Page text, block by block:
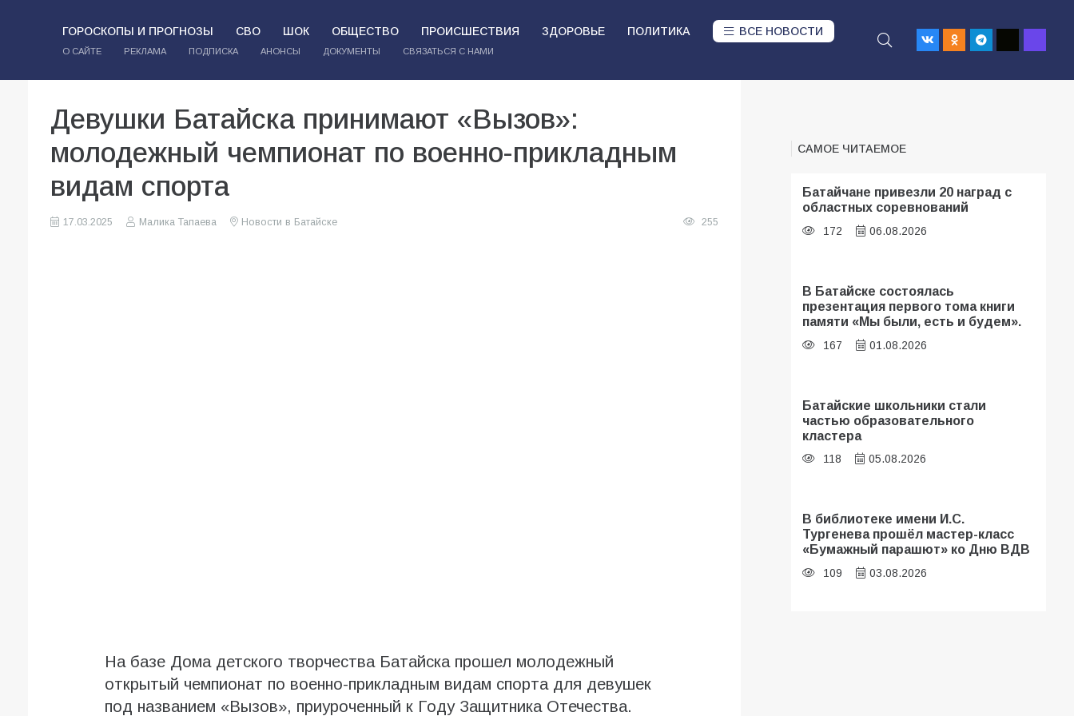
ГОРОСКОПЫ И ПРОГНОЗЫ СВО ШОК ОБЩЕСТВО ПРОИСШЕСТВИЯ ЗДОРОВЬЕ ПОЛИТИКА ВСЕ НОВОСТИ
О САЙТЕ РЕКЛАМА ПОДПИСКА АНОНСЫ ДОКУМЕНТЫ СВЯЗАТЬСЯ С НАМИ
Девушки Батайска принимают «Вызов»:
молодежный чемпионат по военно-прикладным
видам спорта
17.03.2025 Малика Тапаева Новости в Батайске 255
На базе Дома детского творчества Батайска прошел молодежный
открытый чемпионат по военно-прикладным видам спорта для девушек
под названием «Вызов», приуроченный к Году Защитника Отечества.
САМОЕ ЧИТАЕМОЕ
Батайчане привезли 20 наград с
областных соревнований
172 06.08.2026
В Батайске состоялась
презентация первого тома книги
памяти «Мы были, есть и будем».
167 01.08.2026
Батайские школьники стали
частью образовательного
кластера
118 05.08.2026
В библиотеке имени И.С.
Тургенева прошёл мастер-класс
«Бумажный парашют» ко Дню ВДВ
109 03.08.2026